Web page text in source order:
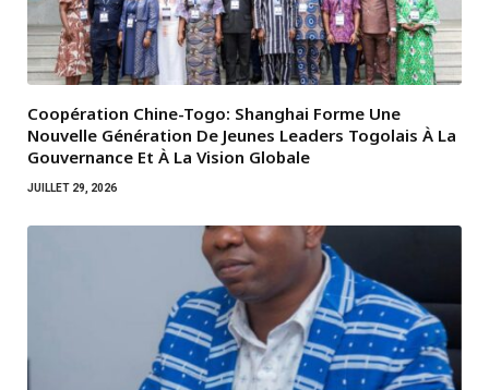
Coopération Chine-Togo: Shanghai Forme Une
Nouvelle Génération De Jeunes Leaders Togolais À La
Gouvernance Et À La Vision Globale
JUILLET 29, 2026